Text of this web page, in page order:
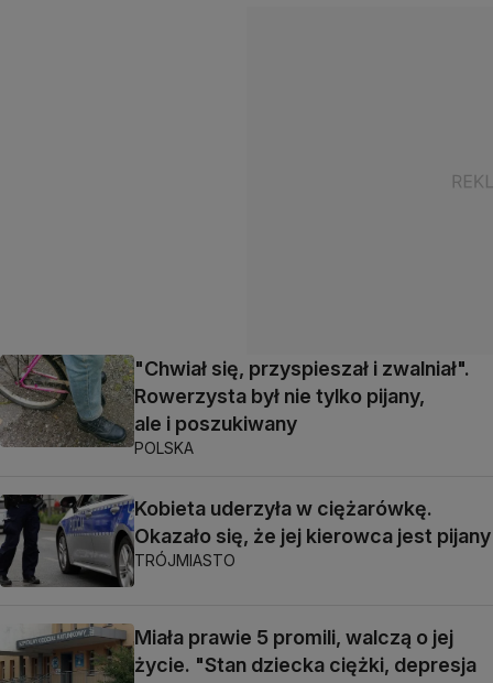
"Chwiał się, przyspieszał i zwalniał".
Rowerzysta był nie tylko pijany,
ale i poszukiwany
POLSKA
Kobieta uderzyła w ciężarówkę.
Okazało się, że jej kierowca jest pijany
TRÓJMIASTO
Miała prawie 5 promili, walczą o jej
życie. "Stan dziecka ciężki, depresja